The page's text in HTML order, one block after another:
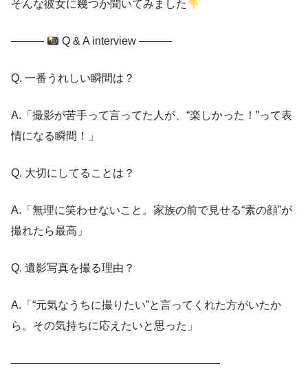
そんな彼女に幾つか聞いてみました
――― Q & A interview ―――
Q. 一番うれしい瞬間は？
A.「撮影が苦手って言ってた人が、“楽しかった！”って表
情になる瞬間！」
Q. 大切にしてることは？
A.「無理に笑わせないこと。家族の前で見せる“素の顔”が
撮れたら最高」
Q. 遺影写真を撮る理由？
A.「“元気なうちに撮りたい”と言ってくれた方がいたか
ら。その気持ちに応えたいと思った」
―――――――――――――――――――